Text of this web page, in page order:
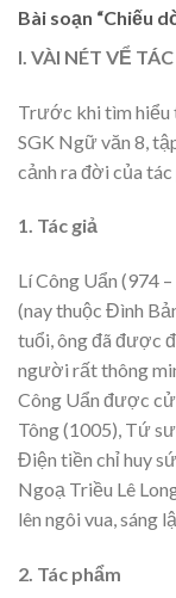
Bài soạn “Chiếu
I. VÀI NÉT VỂ
Trước khi tìm hiểu
SGK Ngữ văn 8,
cảnh ra đời của tác
1. Tác giả
Lí Công Uẩn (974
(nay thuộc Đình
tuổi, ông đã được
người rất thông
Công Uẩn được
Tông (1005), Tứ
Điện tiền chỉ huy
Ngoạ Triều Lê
lên ngôi vua, sáng
2. Tác phẩm